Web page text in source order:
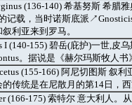
(136-140) 希基努斯 希腊雅
记载，当时诺斯底派
利亚来到罗马。
155) 碧岳(庇护)一世,皮乌
。据说是《赫尔玛斯牧人
(155-166) 阿尼切图斯 叙利
传统是在尼散月的第14日，
175) 索特尔 意大利人。从